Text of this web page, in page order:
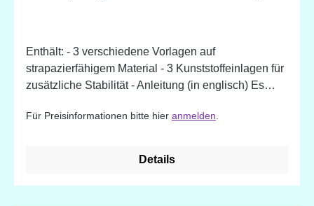
Enthält: - 3 verschiedene Vorlagen auf
strapazierfähigem Material - 3 Kunststoffeinlagen für
zusätzliche Stabilität - Anleitung (in englisch) Es
dazugefügt werden. Mit der angewendeten "Nähen-
Nähanfänger zu einem perfekten Ergebnis.
Für Preisinformationen bitte hier anmelden
Details